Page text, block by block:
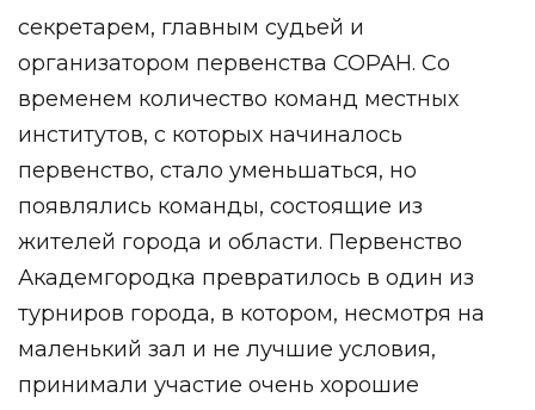
секретарем, главным судьей и
организатором первенства СОРАН. Со
временем количество команд местных
институтов, с которых начиналось
первенство, стало уменьшаться, но
появлялись команды, состоящие из
жителей города и области. Первенство
Академгородка превратилось в один из
турниров города, в котором, несмотря на
маленький зал и не лучшие условия,
принимали участие очень хорошие